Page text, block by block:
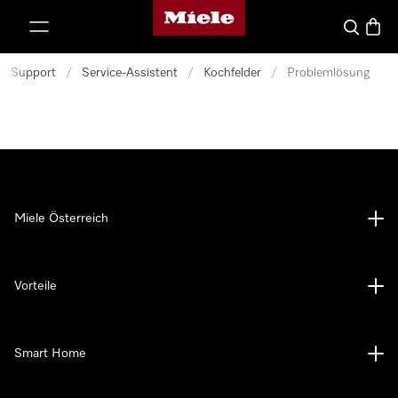
Miele-Homepage
Suche
Support / Service-Assistent / Kochfelder / Problemlösung
Miele Österreich
Vorteile
Smart Home